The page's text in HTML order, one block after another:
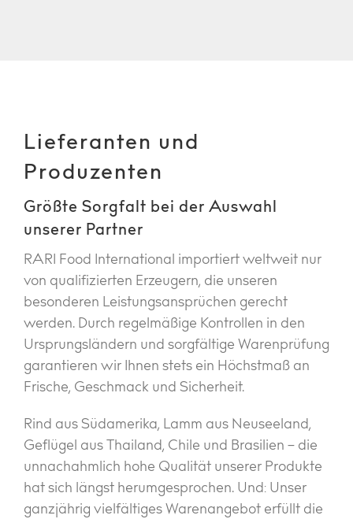
Lieferanten und
Produzenten
Größte Sorgfalt bei der Auswahl
unserer Partner
RARI Food International importiert weltweit nur
von qualifizierten Erzeugern, die unseren
besonderen Leistungsansprüchen gerecht
werden. Durch regelmäßige Kontrollen in den
Ursprungsländern und sorgfältige Warenprüfung
garantieren wir Ihnen stets ein Höchstmaß an
Frische, Geschmack und Sicherheit.
Rind aus Südamerika, Lamm aus Neuseeland,
Geflügel aus Thailand, Chile und Brasilien – die
unnachahmlich hohe Qualität unserer Produkte
hat sich längst herumgesprochen. Und: Unser
ganzjährig vielfältiges Warenangebot erfüllt die